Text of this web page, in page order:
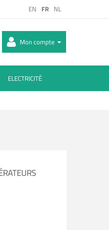
EN FR NL
Mon compte
ELECTRICITÉ